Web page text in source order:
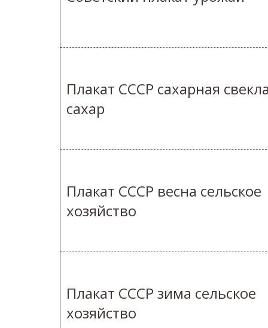
Плакат СССР сахарная
сахар
Плакат СССР весна сельское
хозяйство
Плакат СССР зима сельское
хозяйство